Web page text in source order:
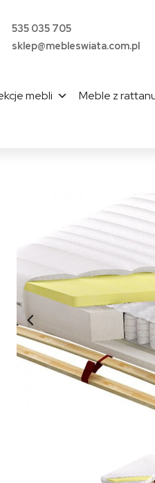
535 035 705
sklep@mebleswiata.com.pl
mebli Meble z